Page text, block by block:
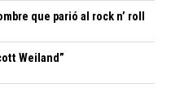
que parió al rock n’ roll
Weiland”